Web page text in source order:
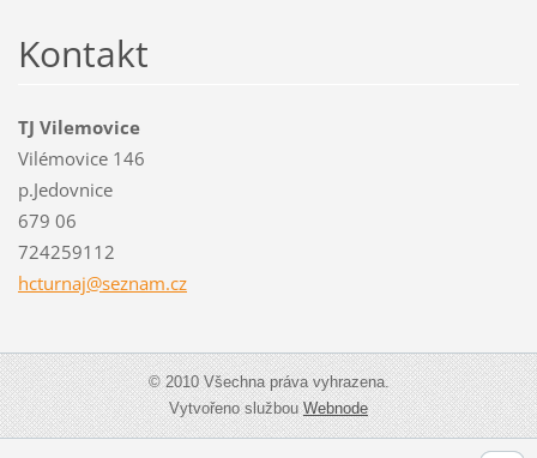
Kontakt
TJ Vilemovice
Vilémovice 146
p.Jedovnice
679 06
724259112
hcturnaj@seznam.cz
© 2010 Všechna práva vyhrazena.
Vytvořeno službouWebnode